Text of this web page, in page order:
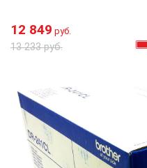
12 849 руб.
13 233 руб.